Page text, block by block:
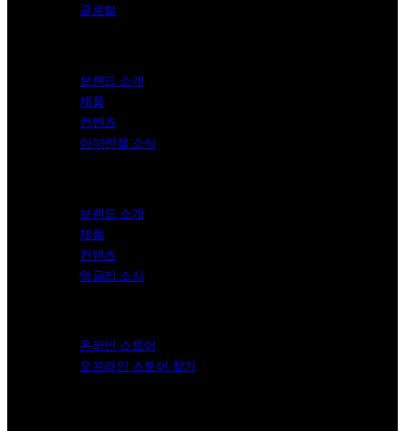
글로벌
브랜드 소개
제품
컨텐츠
아이엔젤 소식
브랜드 소개
제품
컨텐츠
멍글리 소식
온라인 스토어
오프라인 스토어 찾기